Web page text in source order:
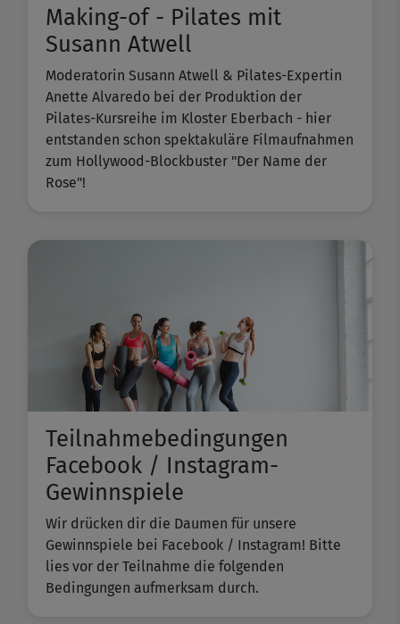
Making-of - Pilates mit
Susann Atwell
Moderatorin Susann Atwell & Pilates-Expertin
Anette Alvaredo bei der Produktion der
Pilates-Kursreihe im Kloster Eberbach - hier
entstanden schon spektakuläre Filmaufnahmen
zum Hollywood-Blockbuster "Der Name der
Rose"!
Teilnahmebedingungen
Facebook / Instagram-
Gewinnspiele
Wir drücken dir die Daumen für unsere
Gewinnspiele bei Facebook / Instagram! Bitte
lies vor der Teilnahme die folgenden
Bedingungen aufmerksam durch.